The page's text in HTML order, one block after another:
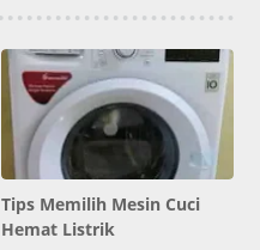
Tips Memilih Mesin Cuci
Hemat Listrik